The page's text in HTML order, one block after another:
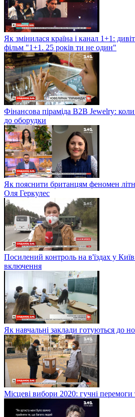
Як змінилася країна і канал 1+1:
фільм "1+1. 25 років ти не один"
Фінансова піраміда B2B Jewelry:
до оборудки
Як пояснити британцям феномен
Оля Геркулес
Посилений контроль на в'їздах у
включення
Як навчальні заклади готуються до
Місцеві вибори 2020: гучні перемоги